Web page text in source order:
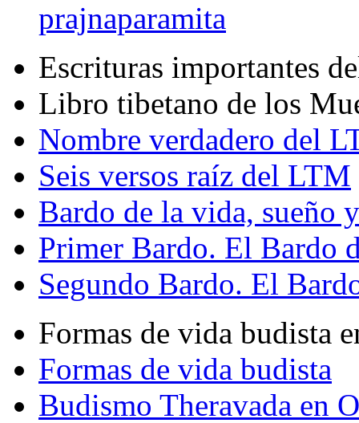
prajnaparamita
Escrituras importantes
Libro tibetano de los
Nombre verdadero del
Seis versos raíz del LTM
Bardo de la vida, sueño
Primer Bardo. El Bardo
Segundo Bardo. El
Formas de vida budista
Formas de vida budista
Budismo Theravada en